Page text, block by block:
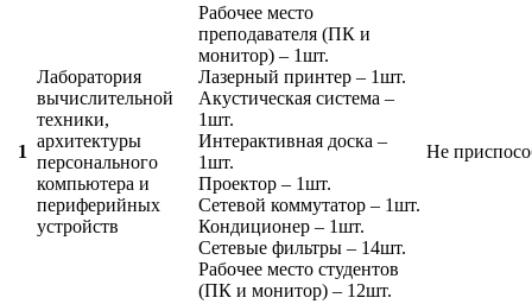
1
Лаборатория
вычислительной
техники,
архитектуры
персонального
компьютера и
периферийных
устройств
Рабочее место
преподавателя (ПК и
монитор) – 1шт.
Лазерный принтер – 1шт.
Акустическая система –
1шт.
Интерактивная доска –
1шт.
Проектор – 1шт.
Сетевой коммутатор – 1шт.
Кондиционер – 1шт.
Сетевые фильтры – 14шт.
Рабочее место студентов
(ПК и монитор) – 12шт.
Не